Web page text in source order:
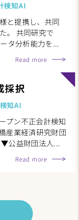
検知AI
と提携し、共同
。 共同研究で
タ分析能力を...
Read more
採択
知AI
プン不正会計検知
産業経済研究財団
▼公益財団法人...
Read more